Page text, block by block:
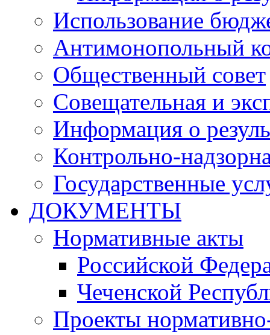
Использование
Антимонопольный
Общественный совет
Совещательная и
Информация о
Контрольно-
Государственные
ДОКУМЕНТЫ
Нормативные акты
Российской
Чеченской
Проекты